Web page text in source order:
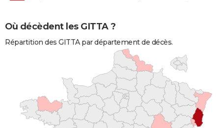
Où décèdent les GITTA ?
Répartition des GITTA par département de décès.